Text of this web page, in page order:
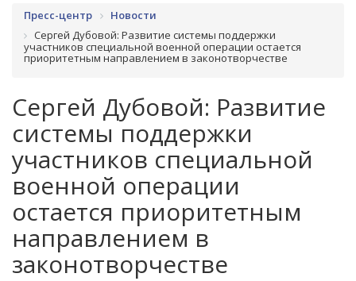
Пресс-центр
Новости
Сергей Дубовой: Развитие системы поддержки
участников специальной военной операции остается
приоритетным направлением в законотворчестве
Сергей Дубовой: Развитие
системы поддержки
участников специальной
военной операции
остается приоритетным
направлением в
законотворчестве